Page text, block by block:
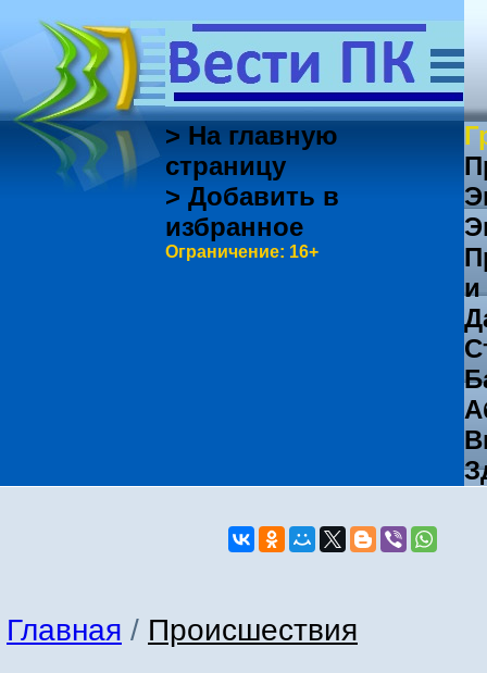
> На главную
страницу
> Добавить в
избранное
Ограничение: 16+
Главная / Происшествия